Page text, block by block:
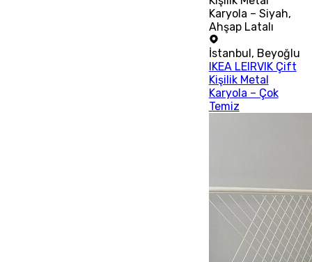
Karyola – Siyah,
Ahşap Latalı
İstanbul , Beyoğlu
IKEA LEIRVIK Çift
Kişilik Metal
Karyola – Çok
Temiz